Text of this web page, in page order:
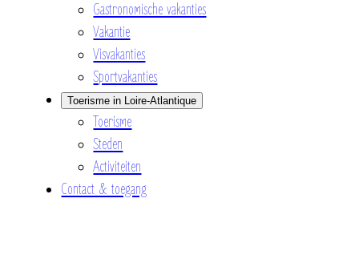
Gastronomische vakanties
Vakantie
Visvakanties
Sportvakanties
Toerisme in Loire-Atlantique
Toerisme
Steden
Activiteiten
Contact & toegang